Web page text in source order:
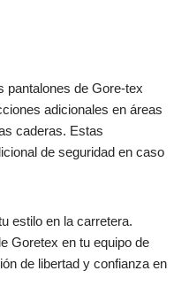
pantalones de Gore-tex
adicionales en áreas
caderas. Estas
de seguridad en caso
estilo en la carretera.
Goretex en tu equipo de
de libertad y confianza en